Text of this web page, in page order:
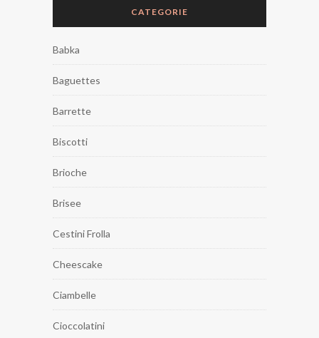
CATEGORIE
Babka
Baguettes
Barrette
Biscotti
Brioche
Brisee
Cestini Frolla
Cheescake
Ciambelle
Cioccolatini